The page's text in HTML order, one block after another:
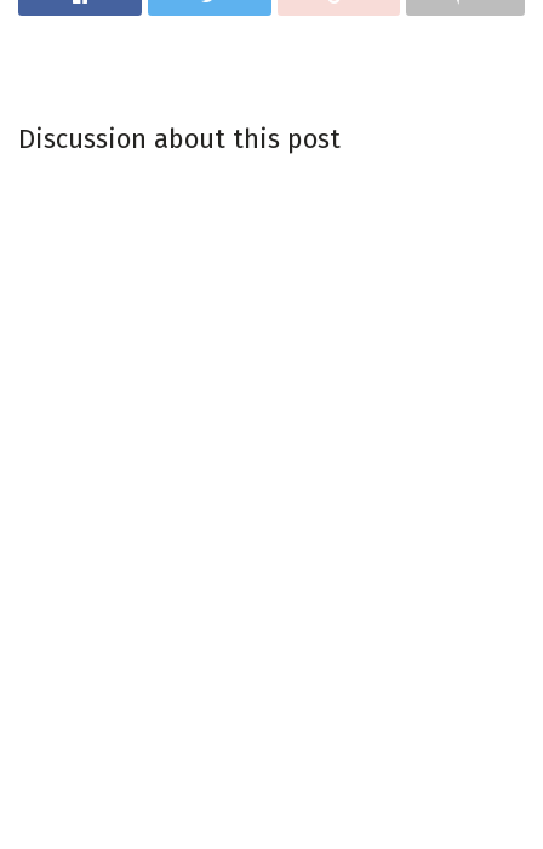
Discussion about this post